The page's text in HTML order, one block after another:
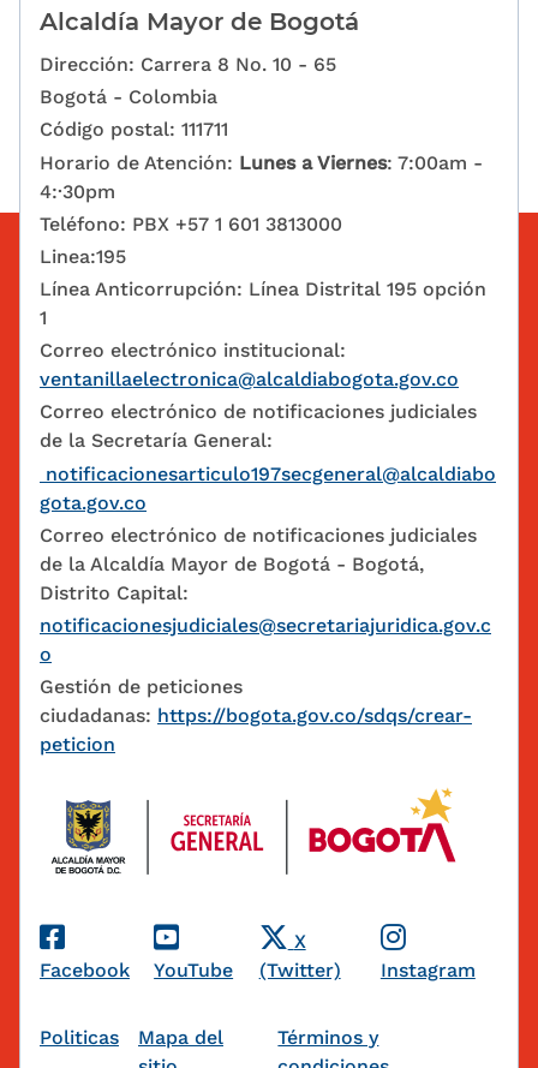
Alcaldía Mayor de Bogotá
Dirección: Carrera 8 No. 10 - 65
Bogotá - Colombia
Código postal: 111711
Horario de Atención: Lunes a Viernes: 7:00am -
4:·30pm
Teléfono: PBX +57 1 601 3813000
Linea:195
Línea Anticorrupción: Línea Distrital 195 opción
1
Correo electrónico institucional:
ventanillaelectronica@alcaldiabogota.gov.co
Correo electrónico de notificaciones judiciales
de la Secretaría General:
notificacionesarticulo197secgeneral@alcaldiabo
gota.gov.co
Correo electrónico de notificaciones judiciales
de la Alcaldía Mayor de Bogotá - Bogotá,
Distrito Capital:
notificacionesjudiciales@secretariajuridica.gov.c
o
Gestión de peticiones
ciudadanas: https://bogota.gov.co/sdqs/crear-
peticion
Redes Sociales
Facebook YouTube
X
(Twitter)
Instagram
Pie de página
Politicas
Mapa del
Términos y